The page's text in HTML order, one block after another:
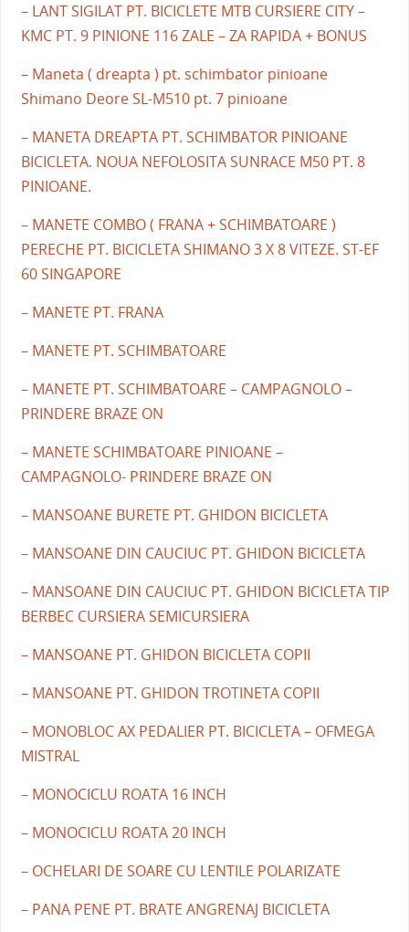
– LANT SIGILAT PT. BICICLETE MTB CURSIERE CITY –
KMC PT. 9 PINIONE 116 ZALE – ZA RAPIDA + BONUS
– Maneta ( dreapta ) pt. schimbator pinioane
Shimano Deore SL-M510 pt. 7 pinioane
– MANETA DREAPTA PT. SCHIMBATOR PINIOANE
BICICLETA. NOUA NEFOLOSITA SUNRACE M50 PT. 8
PINIOANE.
– MANETE COMBO ( FRANA + SCHIMBATOARE )
PERECHE PT. BICICLETA SHIMANO 3 X 8 VITEZE. ST-EF
60 SINGAPORE
– MANETE PT. FRANA
– MANETE PT. SCHIMBATOARE
– MANETE PT. SCHIMBATOARE – CAMPAGNOLO –
PRINDERE BRAZE ON
– MANETE SCHIMBATOARE PINIOANE –
CAMPAGNOLO- PRINDERE BRAZE ON
– MANSOANE BURETE PT. GHIDON BICICLETA
– MANSOANE DIN CAUCIUC PT. GHIDON BICICLETA
– MANSOANE DIN CAUCIUC PT. GHIDON BICICLETA TIP
BERBEC CURSIERA SEMICURSIERA
– MANSOANE PT. GHIDON BICICLETA COPII
– MANSOANE PT. GHIDON TROTINETA COPII
– MONOBLOC AX PEDALIER PT. BICICLETA – OFMEGA
MISTRAL
– MONOCICLU ROATA 16 INCH
– MONOCICLU ROATA 20 INCH
– OCHELARI DE SOARE CU LENTILE POLARIZATE
– PANA PENE PT. BRATE ANGRENAJ BICICLETA